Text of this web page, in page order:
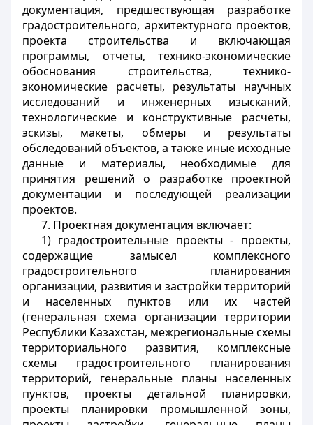
документация, предшествующая разработке
градостроительного, архитектурного проектов,
проекта строительства и включающая
программы, отчеты, технико-экономические
обоснования строительства, технико-
экономические расчеты, результаты научных
исследований и инженерных изысканий,
технологические и конструктивные расчеты,
эскизы, макеты, обмеры и результаты
обследований объектов, а также иные исходные
данные и материалы, необходимые для
принятия решений о разработке проектной
документации и последующей реализации
проектов.
7. Проектная документация включает:
1) градостроительные проекты - проекты,
содержащие замысел комплексного
градостроительного планирования
организации, развития и застройки территорий
и населенных пунктов или их частей
(генеральная схема организации территории
Республики Казахстан, межрегиональные схемы
территориального развития, комплексные
схемы градостроительного планирования
территорий, генеральные планы населенных
пунктов, проекты детальной планировки,
проекты планировки промышленной зоны,